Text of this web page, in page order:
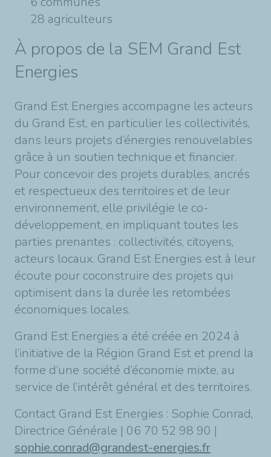
28 agriculteurs
À propos de la SEM Grand Est
Energies
Grand Est Energies accompagne les acteurs
du Grand Est, en particulier les collectivités,
dans leurs projets d’énergies renouvelables
grâce à un soutien technique et financier.
Pour concevoir des projets durables, ancrés
et respectueux des territoires et de leur
environnement, elle privilégie le co-
développement, en impliquant toutes les
parties prenantes : collectivités, citoyens,
acteurs locaux. Grand Est Energies est à leur
écoute pour coconstruire des projets qui
optimisent dans la durée les retombées
économiques locales.
Grand Est Energies a été créée en 2024 à
l’initiative de la Région Grand Est et prend la
forme d’une société d’économie mixte, au
service de l’intérêt général et des territoires.
Contact Grand Est Energies : Sophie Conrad,
Directrice Générale | 06 70 52 98 90 |
sophie.conrad@grandest-energies.fr